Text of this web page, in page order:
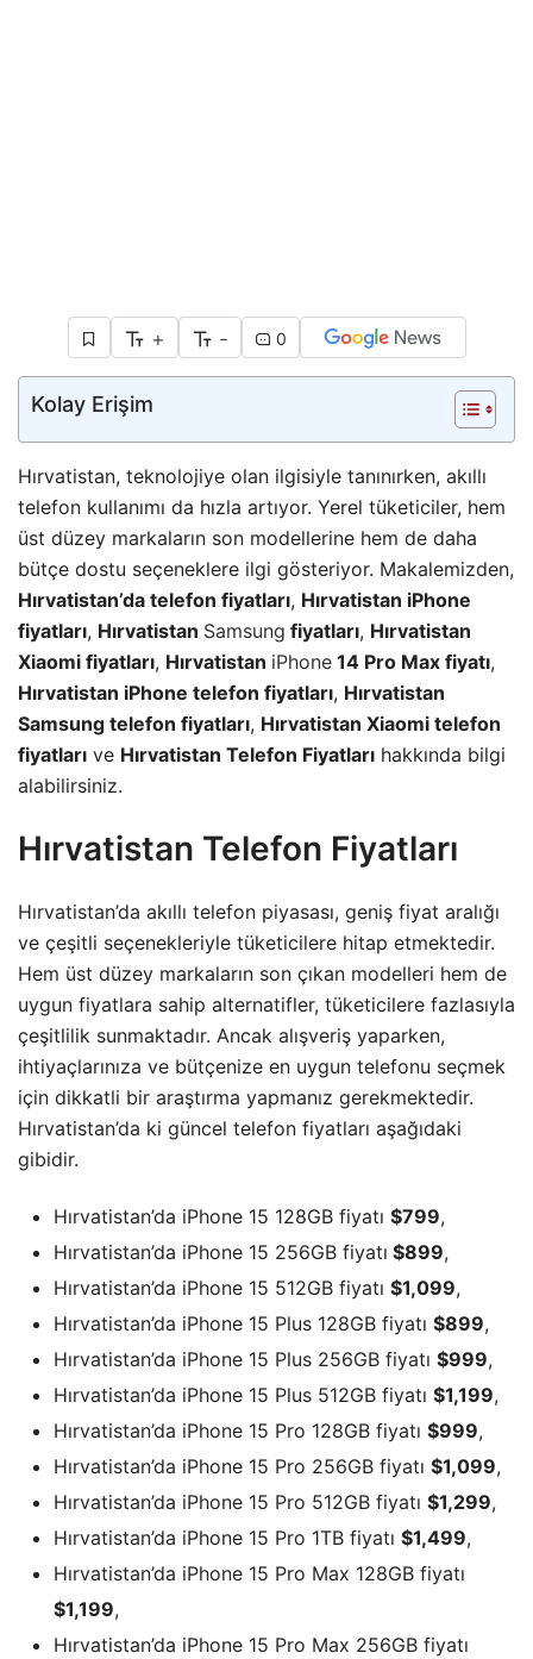
+ - 0
Kolay Erişim
Hırvatistan, teknolojiye olan ilgisiyle tanınırken, akıllı
telefon kullanımı da hızla artıyor. Yerel tüketiciler, hem
üst düzey markaların son modellerine hem de daha
bütçe dostu seçeneklere ilgi gösteriyor. Makalemizden,
Hırvatistan’da telefon fiyatları, Hırvatistan iPhone
fiyatları, Hırvatistan Samsung fiyatları, Hırvatistan
Xiaomi fiyatları, Hırvatistan iPhone 14 Pro Max fiyatı,
Hırvatistan iPhone telefon fiyatları, Hırvatistan
Samsung telefon fiyatları, Hırvatistan Xiaomi telefon
fiyatları ve Hırvatistan Telefon Fiyatları hakkında bilgi
alabilirsiniz.
Hırvatistan Telefon Fiyatları
Hırvatistan’da akıllı telefon piyasası, geniş fiyat aralığı
ve çeşitli seçenekleriyle tüketicilere hitap etmektedir.
Hem üst düzey markaların son çıkan modelleri hem de
uygun fiyatlara sahip alternatifler, tüketicilere fazlasıyla
çeşitlilik sunmaktadır. Ancak alışveriş yaparken,
ihtiyaçlarınıza ve bütçenize en uygun telefonu seçmek
için dikkatli bir araştırma yapmanız gerekmektedir.
Hırvatistan’da ki güncel telefon fiyatları aşağıdaki
gibidir.
Hırvatistan’da iPhone 15 128GB fiyatı $799,
Hırvatistan’da iPhone 15 256GB fiyatı $899,
Hırvatistan’da iPhone 15 512GB fiyatı $1,099,
Hırvatistan’da iPhone 15 Plus 128GB fiyatı $899,
Hırvatistan’da iPhone 15 Plus 256GB fiyatı $999,
Hırvatistan’da iPhone 15 Plus 512GB fiyatı $1,199,
Hırvatistan’da iPhone 15 Pro 128GB fiyatı $999,
Hırvatistan’da iPhone 15 Pro 256GB fiyatı $1,099,
Hırvatistan’da iPhone 15 Pro 512GB fiyatı $1,299,
Hırvatistan’da iPhone 15 Pro 1TB fiyatı $1,499,
Hırvatistan’da iPhone 15 Pro Max 128GB fiyatı
$1,199,
Hırvatistan’da iPhone 15 Pro Max 256GB fiyatı